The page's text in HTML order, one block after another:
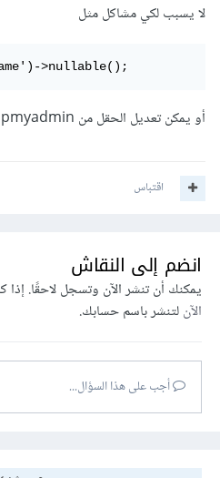
لا يسبب لكي مشاكل مثل
>nullable();
أو يمكن تعديل الحقل من phpmyadmin و إعطائه null .
اقتباس
انضم إلى النقاش
يمكنك أن تنشر الآن وتسجل لاحقًا.
الآنلتنشر باسم حسابك.
أجب على هذا السؤال...